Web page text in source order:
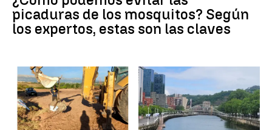
picaduras de los mosquitos? Según
los expertos, estas son las claves